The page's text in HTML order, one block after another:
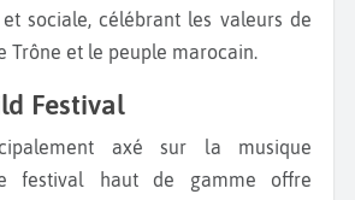
sociale, célébrant les valeurs de
Trône et le peuple marocain.
Festival
festival haut de gamme offre